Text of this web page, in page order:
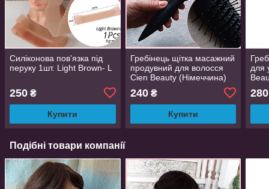
Силіконова пов'язка під
перуку 1шт. Light Brown- L
250 ₴
Купити
Гребінець щітка масажний
продувний для волосся
Cien Beauty (Німеччина)
240₴
Купити
для
280
Подібні товари компанії